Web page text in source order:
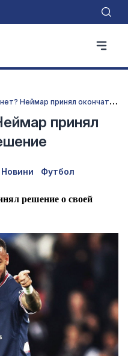
В
ПСЖ или нет? Неймар принял окончательное решение
принял
Новини Футбол
решение о своей